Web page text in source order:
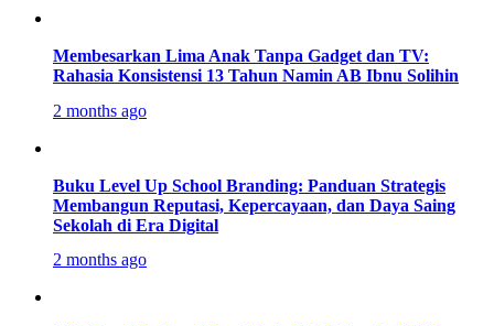
Membesarkan Lima Anak Tanpa Gadget dan TV:
Rahasia Konsistensi 13 Tahun Namin AB Ibnu Solihin
2 months ago
Buku Level Up School Branding: Panduan Strategis
Membangun Reputasi, Kepercayaan, dan Daya Saing
Sekolah di Era Digital
2 months ago